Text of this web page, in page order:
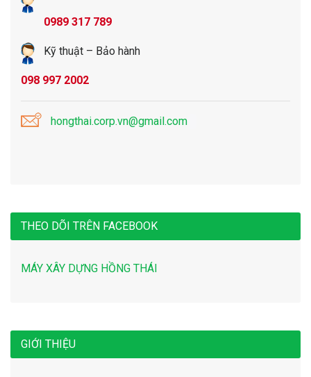
0989 317 789
Kỹ thuật – Bảo hành
098 997 2002
hongthai.corp.vn@gmail.com
THEO DÕI TRÊN FACEBOOK
MÁY XÂY DỰNG HỒNG THÁI
GIỚI THIỆU